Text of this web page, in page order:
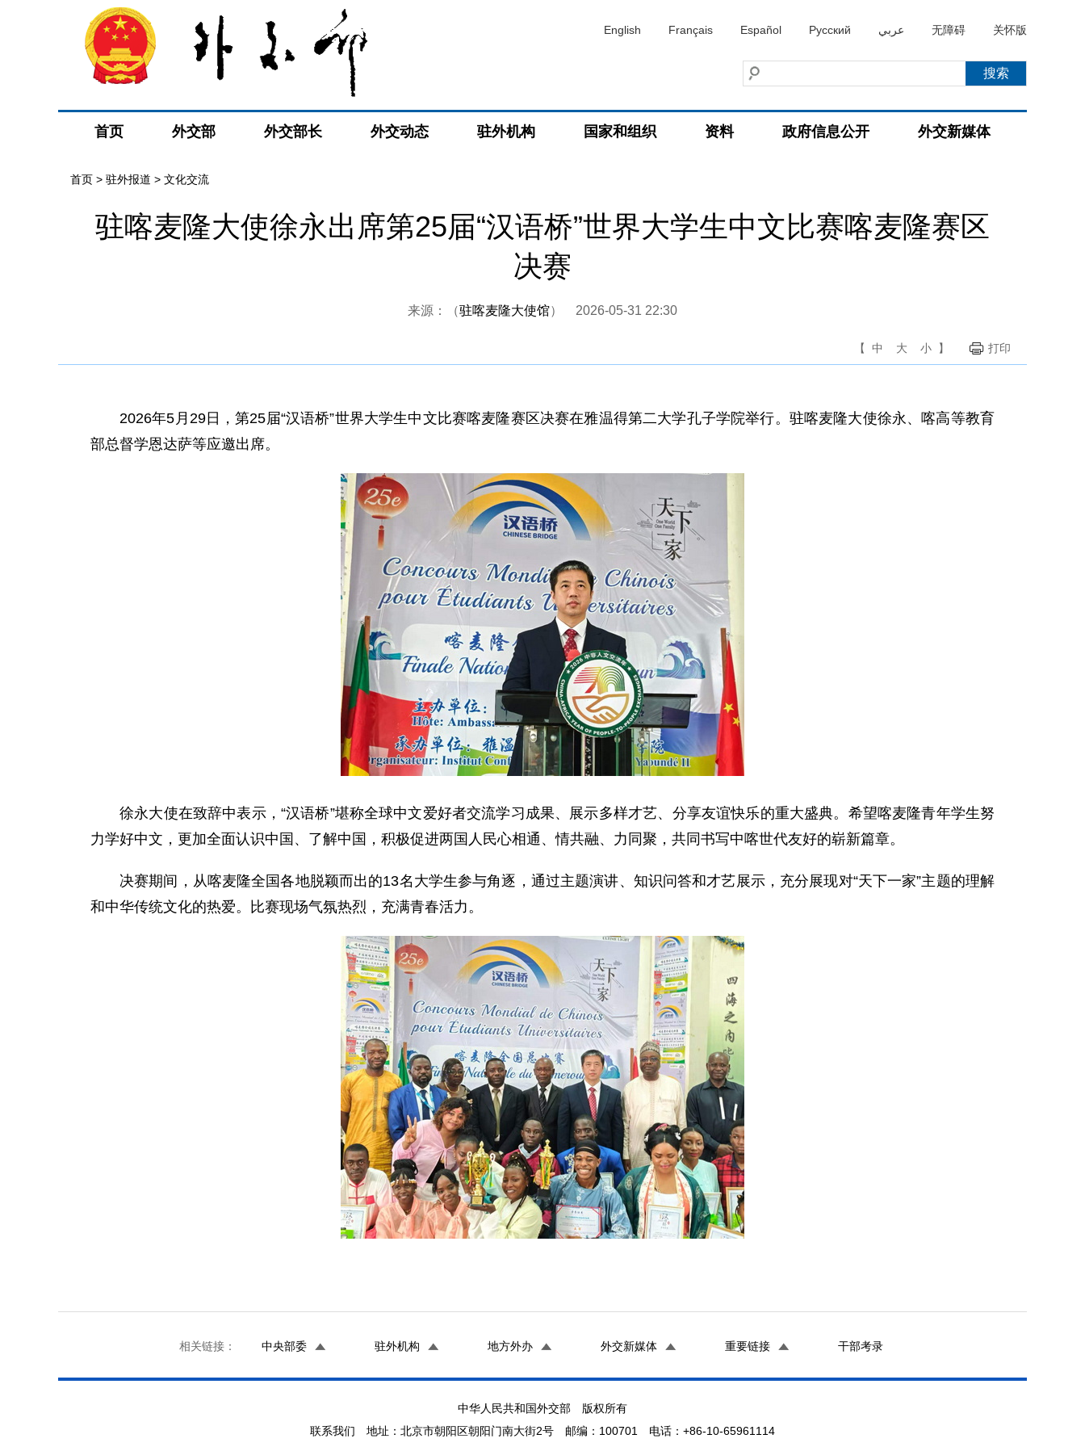
English Français Español Русский عربي 无障碍 关怀版
首页 外交部 外交部长 外交动态 驻外机构 国家和组织 资料 政府信息公开 外交新媒体
首页 > 驻外报道 > 文化交流
驻喀麦隆大使徐永出席第25届“汉语桥”世界大学生中文比赛喀麦隆赛区
决赛
来源：（驻喀麦隆大使馆） 2026-05-31 22:30
【 中 大 小 】 打印
2026年5月29日，第25届“汉语桥”世界大学生中文比赛喀麦隆赛区决赛在雅温得第二大学孔子学院举行。驻喀麦隆大使徐永、喀高等教育
部总督学恩达萨等应邀出席。
徐永大使在致辞中表示，“汉语桥”堪称全球中文爱好者交流学习成果、展示多样才艺、分享友谊快乐的重大盛典。希望喀麦隆青年学生努
力学好中文，更加全面认识中国、了解中国，积极促进两国人民心相通、情共融、力同聚，共同书写中喀世代友好的崭新篇章。
决赛期间，从喀麦隆全国各地脱颖而出的13名大学生参与角逐，通过主题演讲、知识问答和才艺展示，充分展现对“天下一家”主题的理解
和中华传统文化的热爱。比赛现场气氛热烈，充满青春活力。
相关链接： 中央部委 驻外机构 地方外办 外交新媒体 重要链接 干部考录
中华人民共和国外交部 版权所有
联系我们 地址：北京市朝阳区朝阳门南大街2号 邮编：100701 电话：+86-10-65961114